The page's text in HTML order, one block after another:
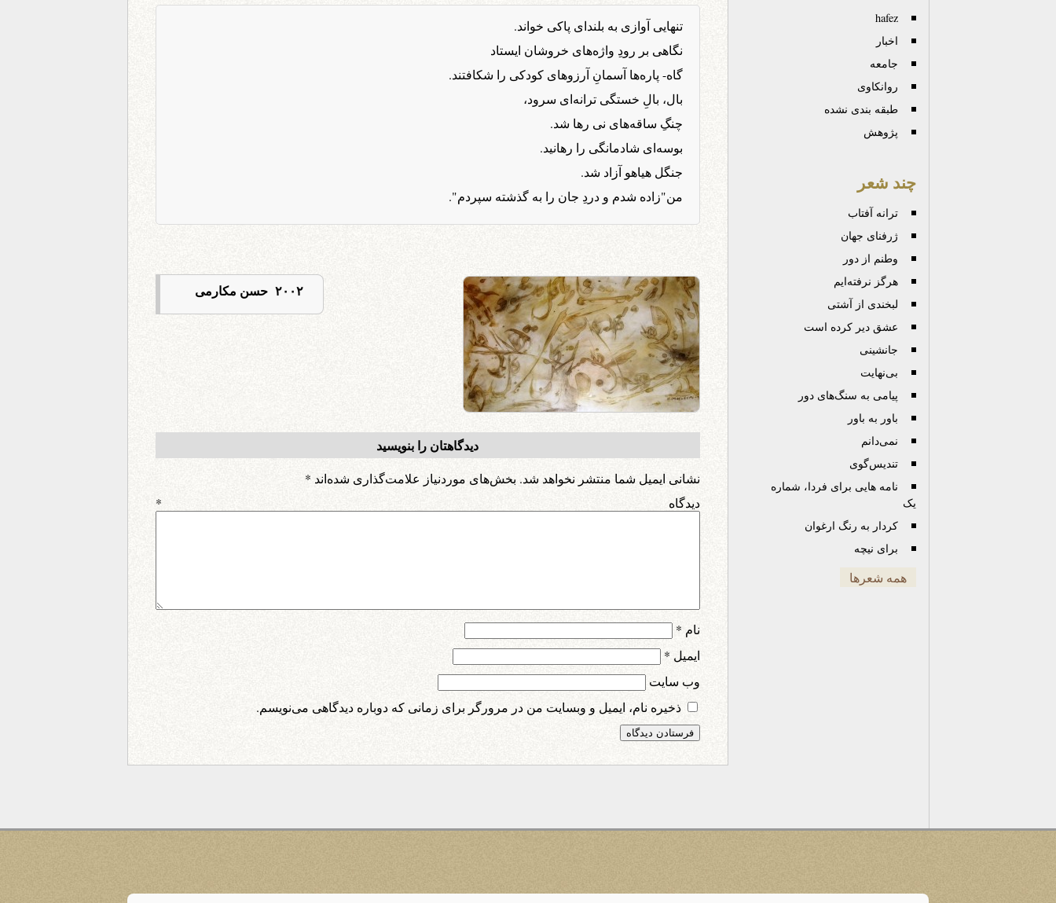
تنهایی آوازی به بلندای پاکی خواند.
نگاهی بر رودِ واژه‌های خروشان ایستاد
گاه- پاره‌ها آسمانِ آرزوهای کودکی را شکافتند.
بال، بالِ خستگی ترانه‌ای سرود،
چنگِ ساقه‌های نی رها شد.
بوسه‌ای شادمانگی را رهانید.
جنگل هیاهو آزاد شد.
من"زاده شدم و دردِ جان را به گذشته سپردم".
۲۰۰۲ حسن مکارمی
دیدگاهتان را بنویسید
نشانی ایمیل شما منتشر نخواهد شد. بخش‌های موردنیاز علامت‌گذاری شده‌اند *
دیدگاه *
نام *
ایمیل *
وب‌ سایت
ذخیره نام، ایمیل و وبسایت من در مرورگر برای زمانی که دوباره دیدگاهی می‌نویسم.
hafez
اخبار
جامعه
روانكاوی
طبقه بندی نشده
پژوهش
چند شعر
ترانه آفتاب
ژرفنای جهان
وطنم از دور
هرگز نرفته‌ایم
لبخندی از آشتی
عشق دیر کرده است
جانشینی
بی‌نهایت
پیامی به سنگ‌های دور
باور به باور
نمی‌دانم
تندیس‌گوی
نامه هایی برای فردا، شماره
یک
کردار به رنگ ارغوان
برای نیچه
همه شعرها